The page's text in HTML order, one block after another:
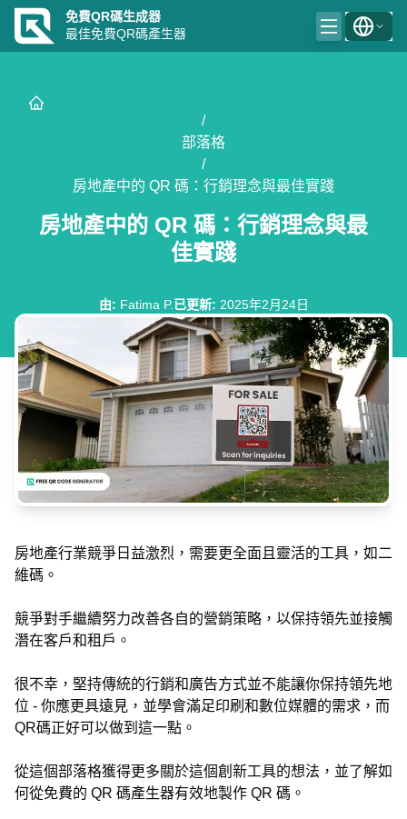
免費QR碼生成器
最佳免費QR碼產生器
/
部落格
/
房地產中的 QR 碼：行銷理念與最佳實踐
房地產中的 QR 碼：行銷理念與最
佳實踐
由: Fatima P.已更新: 2025年2月24日
房地產行業競爭日益激烈，需要更全面且靈活的工具，如二
維碼。
競爭對手繼續努力改善各自的營銷策略，以保持領先並接觸
潛在客戶和租戶。
很不幸，堅持傳統的行銷和廣告方式並不能讓你保持領先地
位 - 你應更具遠見，並學會滿足印刷和數位媒體的需求，而
QR碼正好可以做到這一點。
從這個部落格獲得更多關於這個創新工具的想法，並了解如
何從免費的 QR 碼產生器有效地製作 QR 碼。